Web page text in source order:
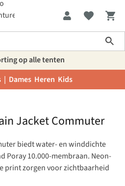
op alle tenten
| Dames Heren Kids
Jacket Commuter
biedt water- en winddichte
Poray 10.000-membraan. Neon-
print zorgen voor zichtbaarheid